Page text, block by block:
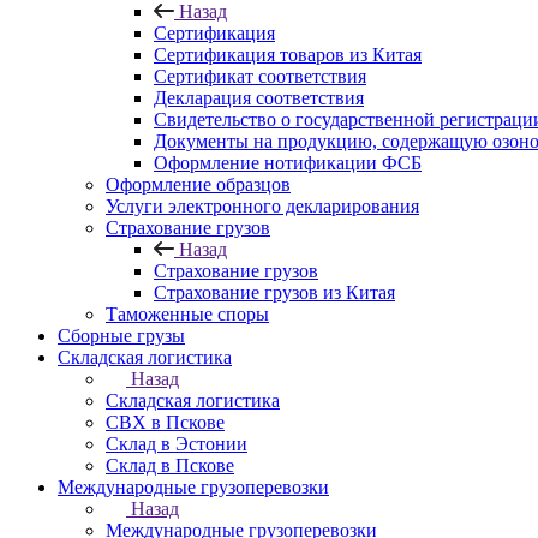
Назад
Сертификация
Сертификация товаров из Китая
Сертификат соответствия
Декларация соответствия
Свидетельство о государственной
Документы на продукцию, содержащую
Оформление нотификации ФСБ
Оформление образцов
Услуги электронного декларирования
Страхование грузов
Назад
Страхование грузов
Страхование грузов из Китая
Таможенные споры
Сборные грузы
Складская логистика
Назад
Складская логистика
СВХ в Пскове
Склад в Эстонии
Склад в Пскове
Международные грузоперевозки
Назад
Международные грузоперевозки